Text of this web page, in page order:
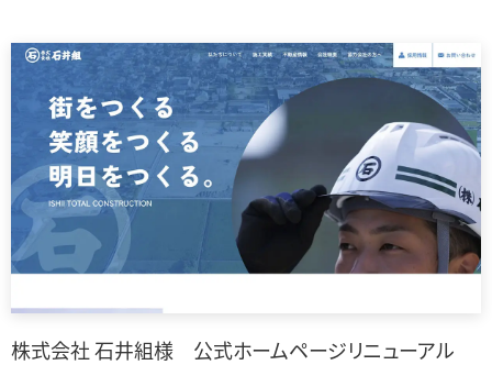
株式会社 石井組様 公式ホームページリニューアル